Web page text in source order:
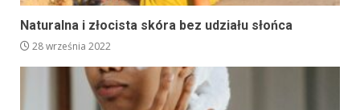
Naturalna i złocista skóra bez udziału słońca
28 września 2022